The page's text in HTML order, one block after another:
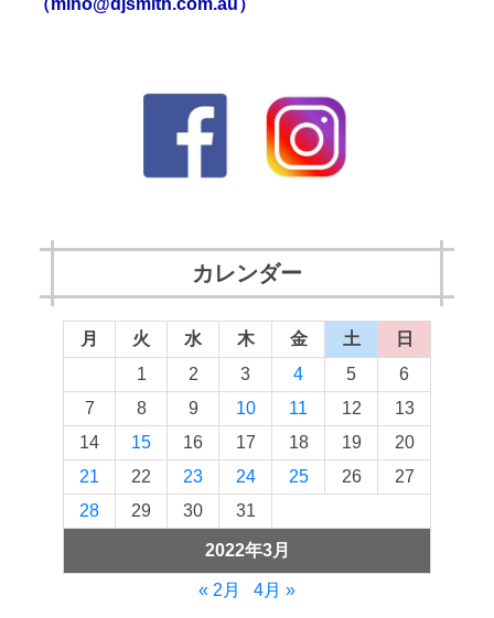
（miho@djsmith.com.au）
カレンダー
2022年3月
月 火 水 木 金 土
日
1
2 3 4 5
6
7
8 9 10 11 12
13
14
15 16 17 18 19
20
21
22 23 24 25 26
27
28
29 30 31
« 2月 4月 »